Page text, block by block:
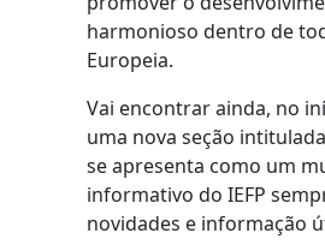
harmonioso dentro de
Europeia.
Vai encontrar ainda, no
uma nova seção
se apresenta como um
informativo do IEFP
novidades e informação